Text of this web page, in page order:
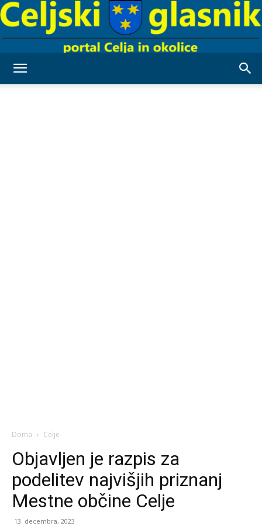
Doma Celje
Objavljen je razpis za
podelitev najvišjih priznanj
Mestne občine Celje
13. decembra, 2023